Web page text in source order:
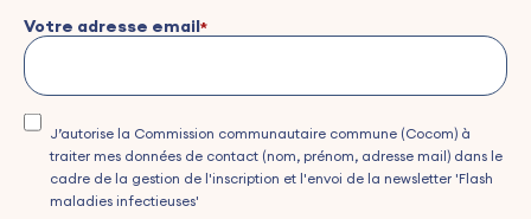
Votre adresse email
J’autorise la Commission communautaire commune (Cocom) à
traiter mes données de contact (nom, prénom, adresse mail) dans le
cadre de la gestion de l'inscription et l'envoi de la newsletter 'Flash
maladies infectieuses'